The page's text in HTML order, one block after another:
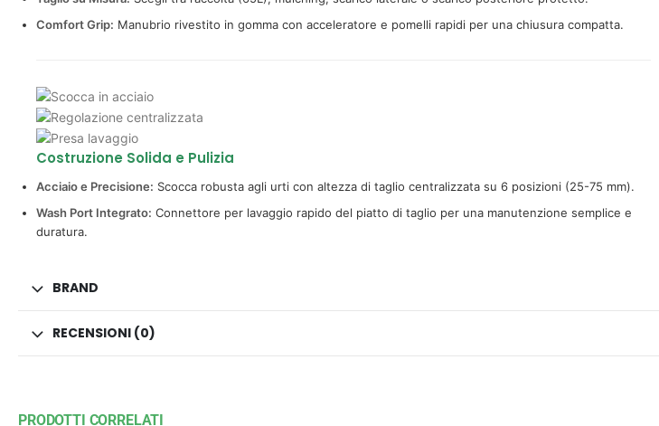
Comfort Grip: Manubrio rivestito in gomma con acceleratore e pomelli rapidi per una chiusura compatta.
Costruzione Solida e Pulizia
Acciaio e Precisione: Scocca robusta agli urti con altezza di taglio centralizzata su 6 posizioni (25-75 mm).
Wash Port Integrato: Connettore per lavaggio rapido del piatto di taglio per una manutenzione semplice e
duratura.
BRAND
RECENSIONI (0)
PRODOTTI CORRELATI